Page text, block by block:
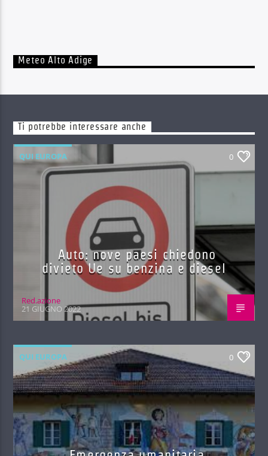
Meteo Alto Adige
Ti potrebbe interessare anche
QUI EUROPA 0
Auto: nove paesi chiedono
divieto Ue su benzina e diesel
Red.azione
21 GIUGNO 2022
QUI EUROPA 0